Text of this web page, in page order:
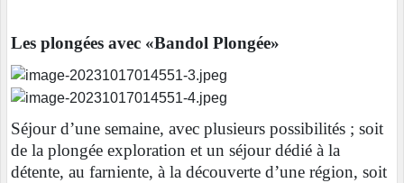
Les plongées avec «Bandol Plongée»
Séjour d’une semaine, avec plusieurs possibilités ; soit
de la plongée exploration et un séjour dédié à la
détente, au farniente, à la découverte d’une région, soit